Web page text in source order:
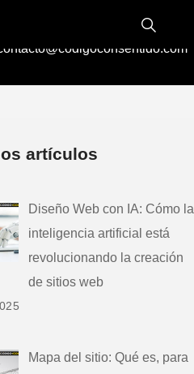
artículos
Diseño Web con IA: Cómo la
inteligencia artificial está
revolucionando la creación
de sitios web
Mapa del sitio: Qué es, para